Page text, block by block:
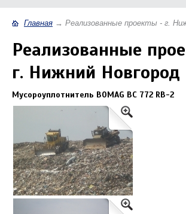
Главная → Реализованные проекты - г.
Реализованные
г. Нижний Новгород
Мусороуплотнитель BOMAG BC 772 RB-2